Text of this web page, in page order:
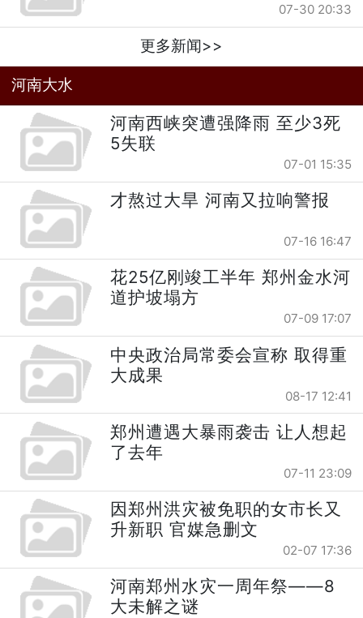
07-30 20:33
更多新闻>>
河南大水
河南西峡突遭强降雨 至少3死
5失联
07-01 15:35
才熬过大旱 河南又拉响警报
07-16 16:47
花25亿刚竣工半年 郑州金水河
道护坡塌方
07-09 17:07
中央政治局常委会宣称 取得重
大成果
08-17 12:41
郑州遭遇大暴雨袭击 让人想起
了去年
07-11 23:09
因郑州洪灾被免职的女市长又
升新职 官媒急删文
02-07 17:36
河南郑州水灾一周年祭——8
大未解之谜